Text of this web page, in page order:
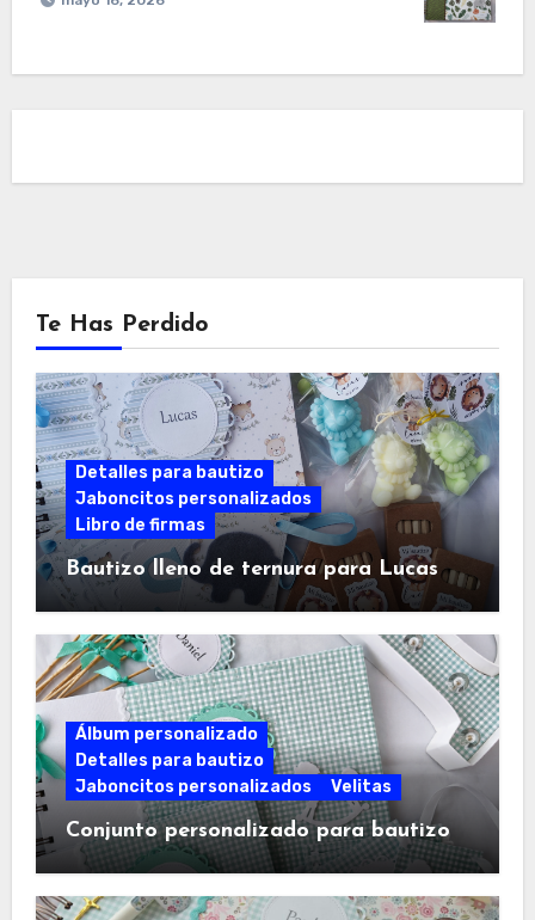
Te Has Perdido
Detalles para bautizo
Jaboncitos personalizados
Libro de firmas
Bautizo lleno de ternura para Lucas
Álbum personalizado
Detalles para bautizo
Jaboncitos personalizados
Velitas
Conjunto personalizado para bautizo